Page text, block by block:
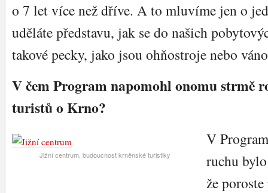
o 7 let více než dříve. A to mluvíme jen o
uděláte představu, jak se do našich
takové pecky, jako jsou ohňostroje nebo
V čem Program napomohl onomu strmě
turistů o Krno?
Jižní centrum, budoucnost krněnské turistiky
V
ruchu
že